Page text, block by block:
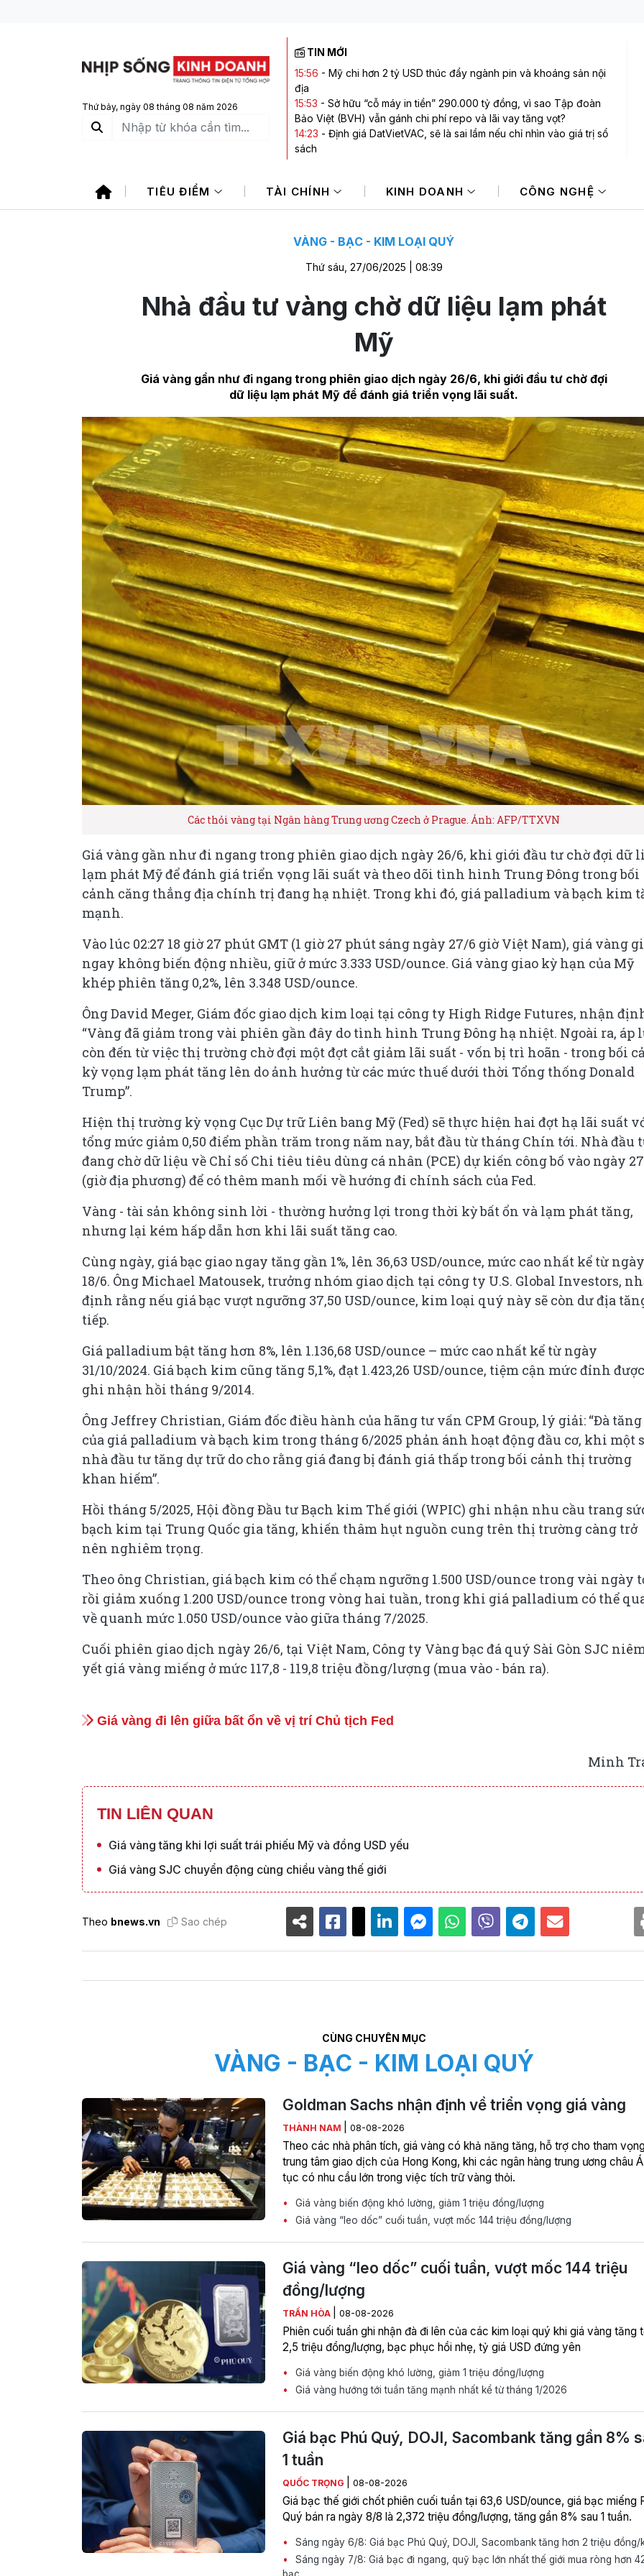
Thứ bảy, ngày 08 tháng 08 năm 2026
TIN MỚI
15:56 - Mỹ chi hơn 2 tỷ USD thúc đẩy ngành pin và khoáng sản nội
địa
15:53 - Sở hữu “cỗ máy in tiền” 290.000 tỷ đồng, vì sao Tập đoàn
Bảo Việt (BVH) vẫn gánh chi phí repo và lãi vay tăng vọt?
14:23 - Định giá DatVietVAC, sẽ là sai lầm nếu chỉ nhìn vào giá trị sổ
sách
cho vay tại Singapore cho Trust Bank
13:03-Goldman Sachs nhận định về triển vọng giá vàng
34%, công ty mẹ sắp chi gần 368 tỷ đồng trả cổ tức trong tháng 8
TIÊU ĐIỂM TÀI CHÍNH KINH DOANH CÔNG NGHỆ
VÀNG - BẠC - KIM LOẠI QUÝ
Thứ sáu, 27/06/2025 | 08:39
Nhà đầu tư vàng chờ dữ liệu lạm phát
Mỹ
Giá vàng gần như đi ngang trong phiên giao dịch ngày 26/6, khi giới đầu tư chờ đợi
dữ liệu lạm phát Mỹ để đánh giá triển vọng lãi suất.
Các thỏi vàng tại Ngân hàng Trung ương Czech ở Prague. Ảnh: AFP/TTXVN
Giá vàng gần như đi ngang trong phiên giao dịch ngày 26/6, khi giới đầu tư chờ đợi dữ
lạm phát Mỹ để đánh giá triển vọng lãi suất và theo dõi tình hình Trung Đông trong bối
cảnh căng thẳng địa chính trị đang hạ nhiệt. Trong khi đó, giá palladium và bạch kim
mạnh.
Vào lúc 02:27 18 giờ 27 phút GMT (1 giờ 27 phút sáng ngày 27/6 giờ Việt Nam), giá vàng
ngay không biến động nhiều, giữ ở mức 3.333 USD/ounce. Giá vàng giao kỳ hạn của Mỹ
khép phiên tăng 0,2%, lên 3.348 USD/ounce.
Ông David Meger, Giám đốc giao dịch kim loại tại công ty High Ridge Futures, nhận
“Vàng đã giảm trong vài phiên gần đây do tình hình Trung Đông hạ nhiệt. Ngoài ra, áp
còn đến từ việc thị trường chờ đợi một đợt cắt giảm lãi suất - vốn bị trì hoãn - trong bối
kỳ vọng lạm phát tăng lên do ảnh hưởng từ các mức thuế dưới thời Tổng thống Donald
Trump”.
Hiện thị trường kỳ vọng Cục Dự trữ Liên bang Mỹ (Fed) sẽ thực hiện hai đợt hạ lãi suất
tổng mức giảm 0,50 điểm phần trăm trong năm nay, bắt đầu từ tháng Chín tới. Nhà đầu
đang chờ dữ liệu về Chỉ số Chi tiêu tiêu dùng cá nhân (PCE) dự kiến công bố vào ngày
(giờ địa phương) để có thêm manh mối về hướng đi chính sách của Fed.
Vàng - tài sản không sinh lời - thường hưởng lợi trong thời kỳ bất ổn và lạm phát tăng,
nhưng lại kém hấp dẫn hơn khi lãi suất tăng cao.
Cùng ngày, giá bạc giao ngay tăng gần 1%, lên 36,63 USD/ounce, mức cao nhất kể từ ngày
18/6. Ông Michael Matousek, trưởng nhóm giao dịch tại công ty U.S. Global Investors,
định rằng nếu giá bạc vượt ngưỡng 37,50 USD/ounce, kim loại quý này sẽ còn dư địa
tiếp.
Giá palladium bật tăng hơn 8%, lên 1.136,68 USD/ounce – mức cao nhất kể từ ngày
31/10/2024. Giá bạch kim cũng tăng 5,1%, đạt 1.423,26 USD/ounce, tiệm cận mức đỉnh được
ghi nhận hồi tháng 9/2014.
Ông Jeffrey Christian, Giám đốc điều hành của hãng tư vấn CPM Group, lý giải: “Đà tăng
của giá palladium và bạch kim trong tháng 6/2025 phản ánh hoạt động đầu cơ, khi một
nhà đầu tư tăng dự trữ do cho rằng giá đang bị đánh giá thấp trong bối cảnh thị trường
khan hiếm”.
Hồi tháng 5/2025, Hội đồng Đầu tư Bạch kim Thế giới (WPIC) ghi nhận nhu cầu trang
bạch kim tại Trung Quốc gia tăng, khiến thâm hụt nguồn cung trên thị trường càng trở
nên nghiêm trọng.
Theo ông Christian, giá bạch kim có thể chạm ngưỡng 1.500 USD/ounce trong vài ngày
rồi giảm xuống 1.200 USD/ounce trong vòng hai tuần, trong khi giá palladium có thể
về quanh mức 1.050 USD/ounce vào giữa tháng 7/2025.
Cuối phiên giao dịch ngày 26/6, tại Việt Nam, Công ty Vàng bạc đá quý Sài Gòn SJC
yết giá vàng miếng ở mức 117,8 - 119,8 triệu đồng/lượng (mua vào - bán ra).
Giá vàng đi lên giữa bất ổn về vị trí Chủ tịch Fed
Minh
TIN LIÊN QUAN
Giá vàng tăng khi lợi suất trái phiếu Mỹ và đồng USD yếu
Giá vàng SJC chuyển động cùng chiều vàng thế giới
Theo bnews.vn Sao chép
CÙNG CHUYÊN MỤC
VÀNG - BẠC - KIM LOẠI QUÝ
Goldman Sachs nhận định về triển vọng giá vàng
THÀNH NAM 08-08-2026
Theo các nhà phân tích, giá vàng có khả năng tăng, hỗ trợ cho tham vọng
trung tâm giao dịch của Hong Kong, khi các ngân hàng trung ương châu
tục có nhu cầu lớn trong việc tích trữ vàng thỏi.
Giá vàng biến động khó lường, giảm 1 triệu đồng/lượng
Giá vàng “leo dốc” cuối tuần, vượt mốc 144 triệu đồng/lượng
Giá vàng “leo dốc” cuối tuần, vượt mốc 144 triệu
đồng/lượng
TRẦN HÒA 08-08-2026
Phiên cuối tuần ghi nhận đà đi lên của các kim loại quý khi giá vàng tăng
2,5 triệu đồng/lượng, bạc phục hồi nhẹ, tỷ giá USD đứng yên
Giá vàng biến động khó lường, giảm 1 triệu đồng/lượng
Giá vàng hướng tới tuần tăng mạnh nhất kể từ tháng 1/2026
Giá bạc Phú Quý, DOJI, Sacombank tăng gần 8%
1 tuần
QUỐC TRỌNG 08-08-2026
Giá bạc thế giới chốt phiên cuối tuần tại 63,6 USD/ounce, giá bạc miếng
Quý bán ra ngày 8/8 là 2,372 triệu đồng/lượng, tăng gần 8% sau 1 tuần.
Sáng ngày 6/8: Giá bạc Phú Quý, DOJI, Sacombank tăng hơn 2 triệu đồng/
Sáng ngày 7/8: Giá bạc đi ngang, quỹ bạc lớn nhất thế giới mua ròng hơn